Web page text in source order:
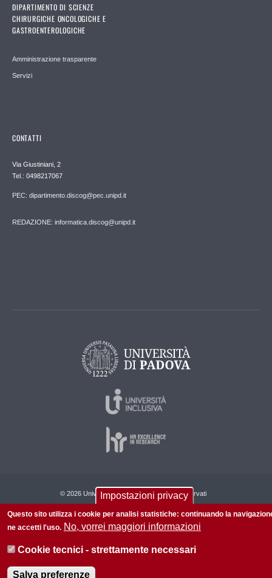
DIPARTIMENTO DI SCIENZE
CHIRURGICHE ONCOLOGICHE E
GASTROENTEROLOGICHE
Amministrazione trasparente
Servizi
CONTATTI
Via Giustiniani, 2
Tel.: 0498217067
PEC: dipartimento.discog@pec.unipd.it
REDAZIONE: informatica.discog@unipd.it
© 2026 Università di Padova - Tutti i diritti riservati
Informazioni su questo sito Privacy policy
Impostazioni privacy
Questo sito utilizza i cookie per analisi statistiche: continuando la
ne accetti l'uso. No, vorrei maggiori informazioni
Cookie tecnici - strettamente necessari
Salva preferenze